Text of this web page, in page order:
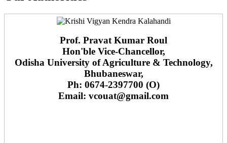
Prof. Pravat Kumar Roul
Hon'ble Vice-Chancellor,
Odisha University of Agriculture & Technology,
Bhubaneswar,
Ph: 0674-2397700 (O)
Email: vcouat@gmail.com